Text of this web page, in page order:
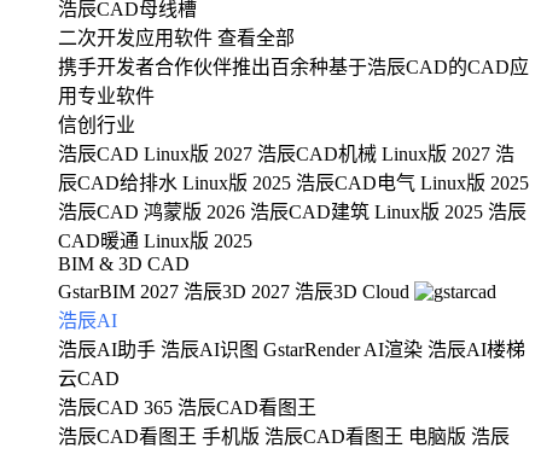
浩辰CAD母线槽
二次开发应用软件 查看全部
携手开发者合作伙伴推出百余种基于浩辰CAD的CAD应
用专业软件
信创行业
浩辰CAD Linux版 2027 浩辰CAD机械 Linux版 2027 浩
辰CAD给排水 Linux版 2025 浩辰CAD电气 Linux版 2025
浩辰CAD 鸿蒙版 2026 浩辰CAD建筑 Linux版 2025 浩辰
CAD暖通 Linux版 2025
BIM & 3D CAD
GstarBIM 2027 浩辰3D 2027 浩辰3D Cloud
浩辰AI
浩辰AI助手 浩辰AI识图 GstarRender AI渲染 浩辰AI楼梯
云CAD
浩辰CAD 365 浩辰CAD看图王
浩辰CAD看图王 手机版 浩辰CAD看图王 电脑版 浩辰